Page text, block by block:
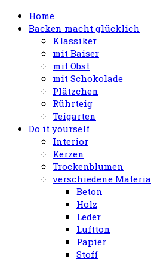
Home
Backen macht glücklich
Klassiker
mit Baiser
mit Obst
mit Schokolade
Plätzchen
Rührteig
Teigarten
Do it yourself
Interior
Kerzen
Trockenblumen
verschiedene
Beton
Holz
Leder
Luftton
Papier
Stoff